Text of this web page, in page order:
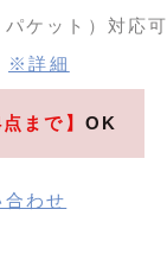
パケット）対応可
※詳細
まで】 OK
わせ